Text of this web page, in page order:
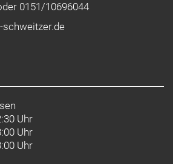
0151/10696044
Uhr
Uhr
Uhr